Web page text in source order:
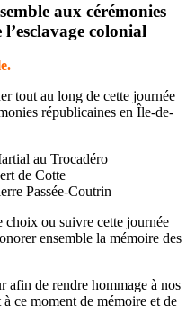
aux cérémonies
colonial
tout au long de cette journée
républicaines en Île-de-
au Trocadéro
de Cotte
Passée-Coutrin
choix ou suivre cette journée
ensemble la mémoire des
afin de rendre hommage à nos
ce moment de mémoire et de